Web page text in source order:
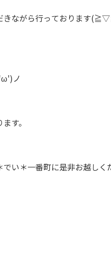
きながら行っております
ノ
す。
い＊一番町に是非お越しく